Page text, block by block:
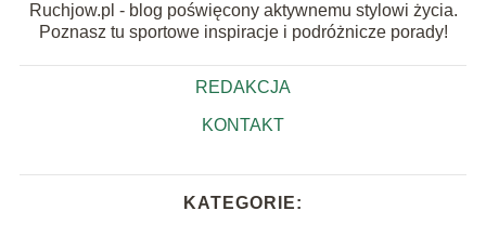
Ruchjow.pl - blog poświęcony aktywnemu stylowi życia.
Poznasz tu sportowe inspiracje i podróżnicze porady!
REDAKCJA
KONTAKT
KATEGORIE: